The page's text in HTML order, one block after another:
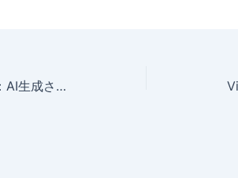
フリップブック埋め込みの更新：AI生成された本が今すぐフルサイズで表示されます